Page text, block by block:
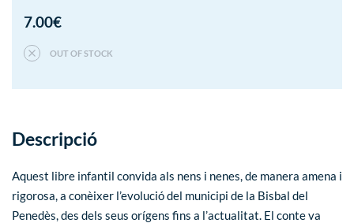
7.00€
OUT OF STOCK
Descripció
Aquest libre infantil convida als nens i nenes, de manera amena i
rigorosa, a conèixer l’evolució del municipi de la Bisbal del
Penedès, des dels seus orígens fins a l’actualitat. El conte va